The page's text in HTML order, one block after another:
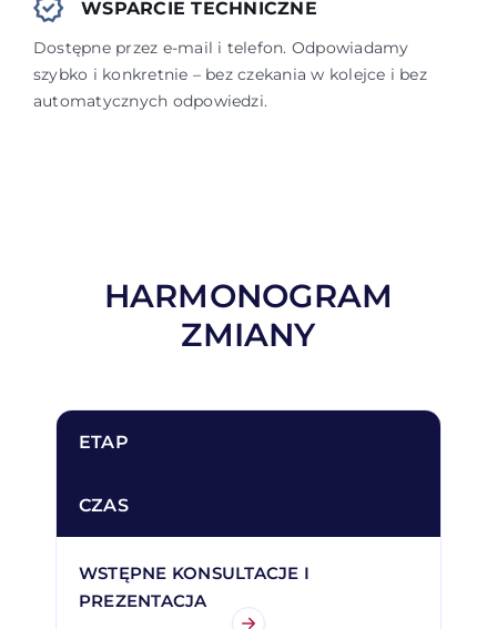
WSPARCIE TECHNICZNE
Dostępne przez e-mail i telefon. Odpowiadamy
szybko i konkretnie – bez czekania w kolejce i bez
automatycznych odpowiedzi.
HARMONOGRAM
ZMIANY
ETAP
CZAS
WSTĘPNE KONSULTACJE I
PREZENTACJA